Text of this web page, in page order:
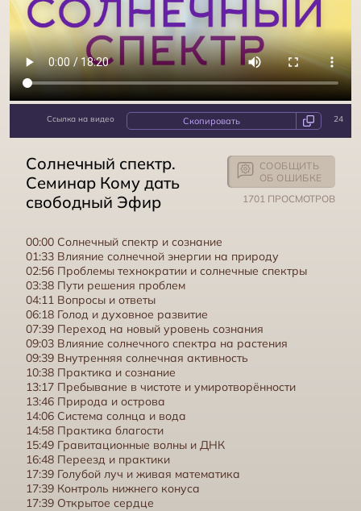
Ссылка на видео 24
Солнечный спектр.
Семинар Кому дать
свободный Эфир
СООБЩИТЬ
ОБ ОШИБКЕ
1701 ПРОСМОТРОВ
00:00 Солнечный спектр и сознание
01:33 Влияние солнечной энергии на природу
02:56 Проблемы технократии и солнечные спектры
03:38 Пути решения проблем
04:11 Вопросы и ответы
06:18 Голод и духовное развитие
07:39 Переход на новый уровень сознания
09:03 Влияние солнечного спектра на растения
09:39 Внутренняя солнечная активность
10:38 Практика и сознание
13:17 Пребывание в чистоте и умиротворённости
13:46 Природа и острова
14:06 Система солнца и вода
14:58 Практика благости
15:49 Гравитационные волны и ДНК
16:48 Переезд и практики
17:39 Голубой луч и живая математика
17:39 Контроль нижнего конуса
17:39 Открытое сердце
Свободный эфир, что это? Кому дать свободный Эфир